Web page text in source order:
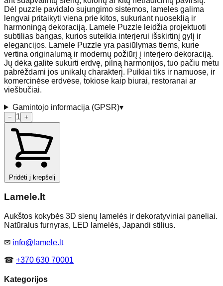
Dėl puzzle pavidalo sujungimo sistemos, lameles galima
lengvai pritaikyti viena prie kitos, sukuriant nuoseklią ir
harmoningą dekoraciją. Lamele Puzzle leidžia projektuoti
subtilias bangas, kurios suteikia interjerui išskirtinį gylį ir
elegancijos. Lamele Puzzle yra pasiūlymas tiems, kurie
vertina originalumą ir modernų požiūrį į interjero dekoraciją.
Jų dėka galite sukurti erdvę, pilną harmonijos, tuo pačiu metu
pabrėždami jos unikalų charakterį. Puikiai tiks ir namuose, ir
komercinėse erdvėse, tokiose kaip biurai, restoranai ar
viešbučiai.
Gamintojo informacija (GPSR)▾
− 1 +
Pridėti į krepšelį
Lamele.lt
Aukštos kokybės 3D sienų lamelės ir dekoratyviniai paneliai.
Natūralus furnyras, LED lamelės, Japandi stilius.
✉ info@lamele.lt
☎ +370 630 70001
Kategorijos